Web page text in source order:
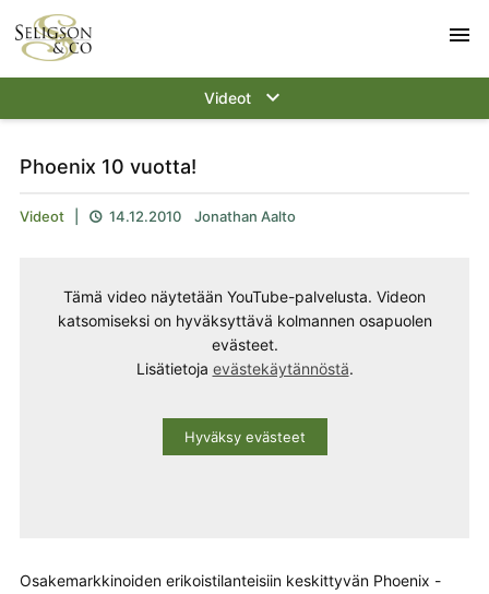
menu
Videot keyboard_arrow_down
Phoenix 10 vuotta!
Videot 14.12.2010 Jonathan Aalto
Tämä video näytetään YouTube-palvelusta. Videon
katsomiseksi on hyväksyttävä kolmannen osapuolen
evästeet.
Lisätietoja evästekäytännöstä.
Hyväksy evästeet
Osakemarkkinoiden erikoistilanteisiin keskittyvän Phoenix -